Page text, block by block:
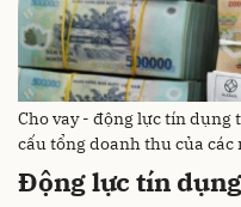
Cho vay - động lực tín
cấu tổng doanh thu của
Động lực tín